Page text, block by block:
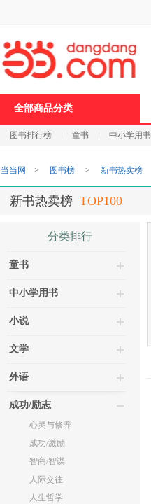
打
开
无
障
页
加
全部商品分类
图书排行榜 童书 中小学用书
当当网 > 图书榜 > 新书热卖榜
新书热卖榜 TOP100
分类排行
童书
中小学用书
小说
文学
外语
成功/励志
心灵与修养
成功/激励
智商/智谋
人际交往
人生哲学